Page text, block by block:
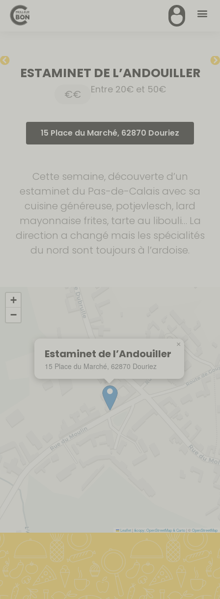
ESTAMINET DE L’ANDOUILLER
€€ Entre 20€ et 50€
15 Place du Marché, 62870 Douriez
Cette semaine, découverte d’un
estaminet du Pas-de-Calais avec sa
cuisine généreuse, potjevlesch, lard
mayonnaise frites, tarte au libouli… La
direction a changé mais les spécialités
du nord sont toujours à l’ardoise.
Estaminet de l’Andouiller
15 Place du Marché, 62870 Douriez
×
+
−
Leaflet &copy; OpenStreetMap & Carto | ©OpenStreetMap